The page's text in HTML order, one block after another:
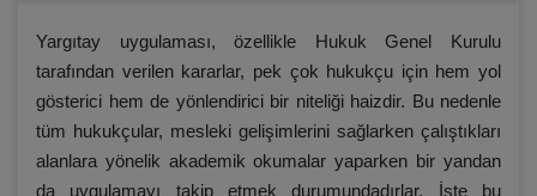
Yargıtay uygulaması, özellikle Hukuk Genel Kurulu
tarafından verilen kararlar, pek çok hukukçu için hem yol
gösterici hem de yönlendirici bir niteliği haizdir. Bu nedenle
tüm hukukçular, mesleki gelişimlerini sağlarken çalıştıkları
alanlara yönelik akademik okumalar yaparken bir yandan
da uygulamayı takip etmek durumundadırlar. İşte bu